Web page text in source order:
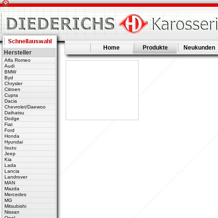
Home Produkte Neukunden
Hersteller
Alfa Romeo
Audi
BMW
Byd
Chrysler
Citroen
Cupra
Dacia
Chevrolet/Daewoo
Daihatsu
Dodge
Fiat
Ford
Honda
Hyundai
Isuzu
Jeep
Kia
Lada
Lancia
Landrover
MAN
Mazda
Mercedes
MG
Mitsubishi
Nissan